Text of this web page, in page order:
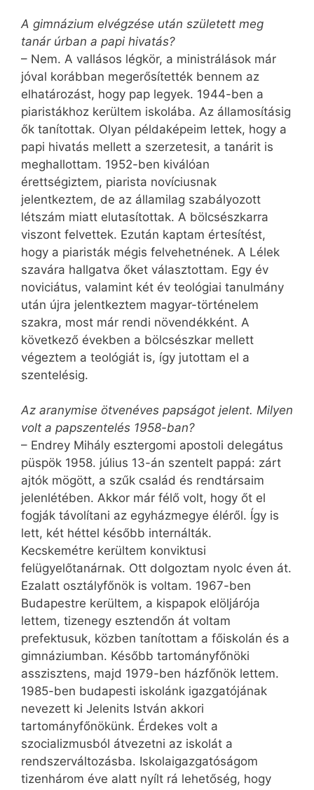
A gimnázium elvégzése után született meg
tanár úrban a papi hivatás?
– Nem. A vallásos légkör, a ministrálások már
jóval korábban megerősítették bennem az
elhatározást, hogy pap legyek. 1944-ben a
piaristákhoz kerültem iskolába. Az államosításig
ők tanítottak. Olyan példaképeim lettek, hogy a
papi hivatás mellett a szerzetesit, a tanárit is
meghallottam. 1952-ben kiválóan
érettségiztem, piarista novíciusnak
jelentkeztem, de az államilag szabályozott
létszám miatt elutasítottak. A bölcsészkarra
viszont felvettek. Ezután kaptam értesítést,
hogy a piaristák mégis felvehetnének. A Lélek
szavára hallgatva őket választottam. Egy év
noviciátus, valamint két év teológiai tanulmány
után újra jelentkeztem magyar-történelem
szakra, most már rendi növendékként. A
következő években a bölcsészkar mellett
végeztem a teológiát is, így jutottam el a
szentelésig.
Az aranymise ötvenéves papságot jelent. Milyen
volt a papszentelés 1958-ban?
– Endrey Mihály esztergomi apostoli delegátus
püspök 1958. július 13-án szentelt pappá: zárt
ajtók mögött, a szűk család és rendtársaim
jelenlétében. Akkor már félő volt, hogy őt el
fogják távolítani az egyházmegye éléről. Így is
lett, két héttel később internálták.
Kecskemétre kerültem konviktusi
felügyelőtanárnak. Ott dolgoztam nyolc éven át.
Ezalatt osztályfőnök is voltam. 1967-ben
Budapestre kerültem, a kispapok elöljárója
lettem, tizenegy esztendőn át voltam
prefektusuk, közben tanítottam a főiskolán és a
gimnáziumban. Később tartományfőnöki
asszisztens, majd 1979-ben házfőnök lettem.
1985-ben budapesti iskolánk igazgatójának
nevezett ki Jelenits István akkori
tartományfőnökünk. Érdekes volt a
szocializmusból átvezetni az iskolát a
rendszerváltozásba. Iskolaigazgatóságom
tizenhárom éve alatt nyílt rá lehetőség, hogy